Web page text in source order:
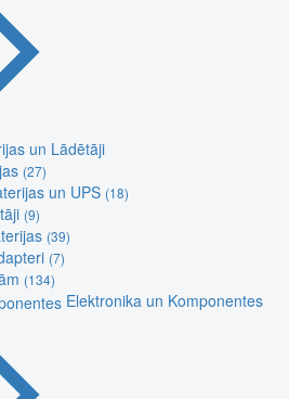
un Lādētāji
(27)
un UPS (18)
(9)
(39)
(7)
(134)
Elektronika un Komponentes